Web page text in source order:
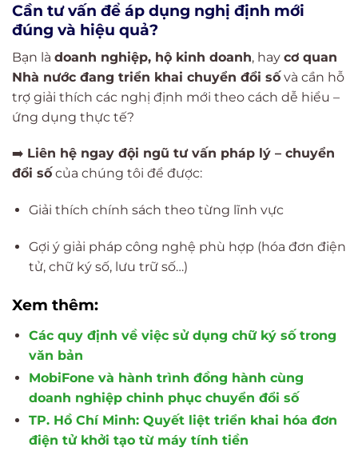
Cần tư vấn để áp dụng nghị định mới
đúng và hiệu quả?
Bạn là doanh nghiệp, hộ kinh doanh, hay cơ quan
Nhà nước đang triển khai chuyển đổi sốvà cần hỗ
trợ giải thích các nghị định mới theo cách dễ hiểu –
ứng dụng thực tế?
➡️ Liên hệ ngay đội ngũ tư vấn pháp lý – chuyển
đổi số của chúng tôi để được:
Giải thích chính sách theo từng lĩnh vực
Gợi ý giải pháp công nghệ phù hợp (hóa đơn điện
tử, chữ ký số, lưu trữ số…)
Xem thêm:
Các quy định về việc sử dụng chữ ký số trong
văn bản
MobiFone và hành trình đồng hành cùng
doanh nghiệp chinh phục chuyển đổi số
TP. Hồ Chí Minh: Quyết liệt triển khai hóa đơn
điện tử khởi tạo từ máy tính tiền